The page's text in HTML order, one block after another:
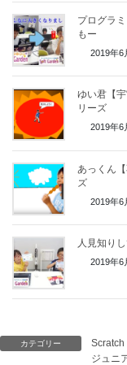
プログラ
もー
2019年6
ゆい君【
リーズ
2019年6
あっくん
ズ
2019年6
人見知り
2019年6
カテゴリー Scratch
ジュニ